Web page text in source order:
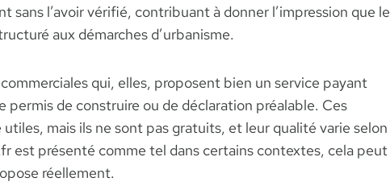
l’avoir vérifié, contribuant à donner l’impression que le
aux démarches d’urbanisme.
qui, elles, proposent bien un service payant
permis de construire ou de déclaration préalable. Ces
mais ils ne sont pas gratuits, et leur qualité varie selon
est présenté comme tel dans certains contextes, cela peut
réellement.